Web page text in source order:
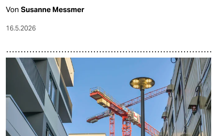
Von Susanne Messmer
16.5.2026